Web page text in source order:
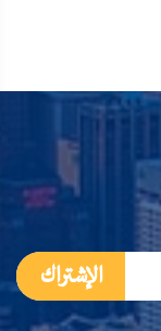
الإشتراك